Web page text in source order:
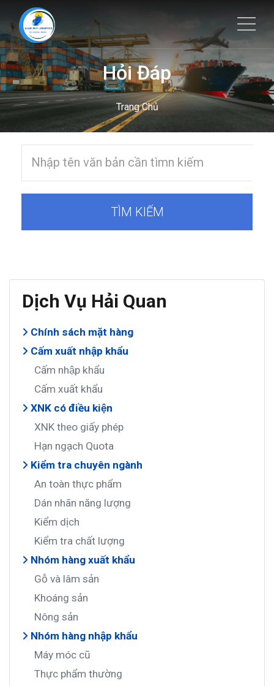
Hỏi Đáp
Trang Chủ
TÌM KIẾM
Dịch Vụ Hải Quan
Chính sách mặt hàng
Cấm xuất nhập khẩu
Cấm nhập khẩu
Cấm xuất khẩu
XNK có điều kiện
XNK theo giấy phép
Hạn ngạch Quota
Kiểm tra chuyên ngành
An toàn thực phẩm
Dán nhãn năng lượng
Kiểm dịch
Kiểm tra chất lượng
Nhóm hàng xuất khẩu
Gỗ và lâm sản
Khoáng sản
Nông sản
Nhóm hàng nhập khẩu
Máy móc cũ
Thực phẩm thường